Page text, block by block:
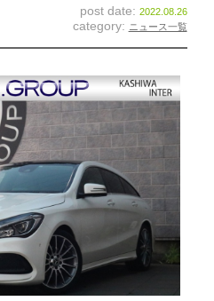
スタッフ紹介
個人情報保護方針
納車情報
T.U.C.GROUP
post date: 2022.08.26
category: ニュース一覧